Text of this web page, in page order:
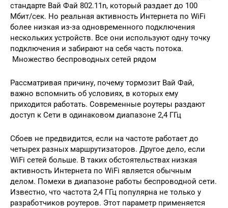
стандарте Вай Фай 802.11n, который раздает до 100
Мбит/сек. Но реальная активность Интернета по WiFi
более низкая из-за одновременного подключения
нескольких устройств. Все они используют одну точку
подключения и забирают на себя часть потока.
Множество беспроводных сетей рядом
Рассматривая причину, почему тормозит Вай Фай,
важно вспомнить об условиях, в которых ему
приходится работать. Современные роутеры раздают
доступ к Сети в одинаковом диапазоне 2,4 ГГц
Сбоев не предвидится, если на частоте работает до
четырех разных маршрутизаторов. Другое дело, если
WiFi сетей больше. В таких обстоятельствах низкая
активность Интернета по WiFi является обычным
делом. Помехи в диапазоне работы беспроводной сети.
Известно, что частота 2,4 ГГц популярна не только у
разработчиков роутеров. Этот параметр применяется